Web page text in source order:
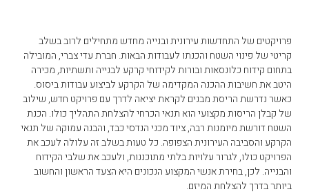
פרויקטים של התחדשות עירונית ובנייה מחדש מתחילים לרוב בשלב
קריטי של פינוי השטח והכנתו לעבודות הבאות. חברת עדי צברי, המובילה
בתחום קידוח כלונסאות ובורות לקידוחי קרקע לבנייה ותשתיות, מכירה
היטב את חשיבות ההכנה המקדימה של הקרקע לביצוע עבודות ביסוס.
כאשר נדרשת הריסת מבנים לקראת יציאה לדרך עם פרויקט חדש, שילוב
של קבלן הריסות מקצועי הוא תנאי הכרחי להצלחת התהליך כולו. הכנת
השטח דורשת מיומנות רבה, ציוד מכני הנדסי כבד, והבנה עמוקה של תנאי
הקרקע והסביבה העירונית הצפופה. כל טעות בשלב זה עלולה לעכב את
הפרויקט כולו, לגרור עלויות בלתי מתוכננות, ולעכב את שלבי הקידוח
והבנייה. לכן, בחירת אנשי המקצוע הנכונים היא הצעד הראשון והחשוב
ביותר בדרך להצלחת המיזם.